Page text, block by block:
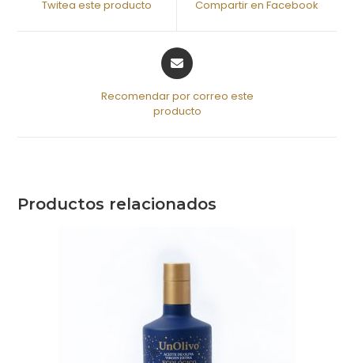
Twitea este producto Compartir en Facebook
Recomendar por correo este
producto
Productos relacionados